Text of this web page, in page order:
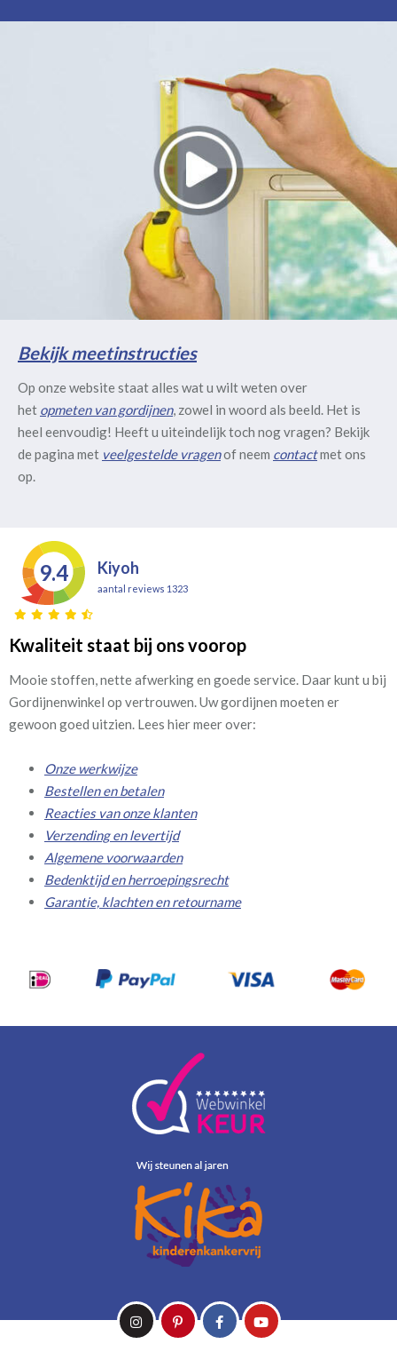
Bekijk meetinstructies
Op onze website staat alles wat u wilt weten over
het opmeten van gordijnen, zowel in woord als beeld. Het is
heel eenvoudig! Heeft u uiteindelijk toch nog vragen? Bekijk
de pagina met veelgestelde vragenof neem contactmet ons
op.
9.4 Kiyoh
aantal reviews 1323
Kwaliteit staat bij ons voorop
Mooie stoffen, nette afwerking en goede service. Daar kunt u bij
Gordijnenwinkel op vertrouwen. Uw gordijnen moeten er
gewoon goed uitzien. Lees hier meer over:
Onze werkwijze
Bestellen en betalen
Reacties van onze klanten
Verzending en levertijd
Algemene voorwaarden
Bedenktijd en herroepingsrecht
Garantie, klachten en retourname